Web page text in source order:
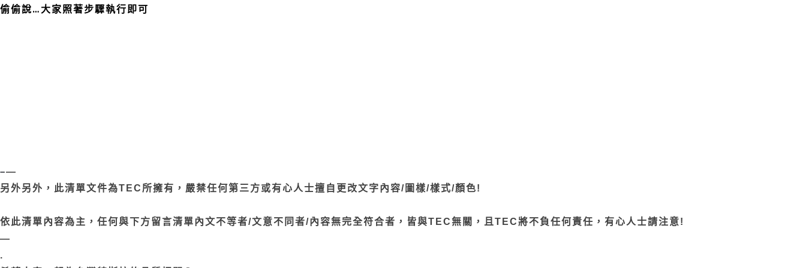
偷偷說…大家照著步驟執行即可
–—
另外另外，此清單文件為TEC所擁有，嚴禁任何第三方或有心人士擅自更改文字內容/圖樣/樣式/顏色!
依此清單內容為主，任何與下方留言清單內文不等者/文意不同者/內容無完全符合者，皆與TEC無關，且TEC將不負任何責任，有心人士請注意!
—
.